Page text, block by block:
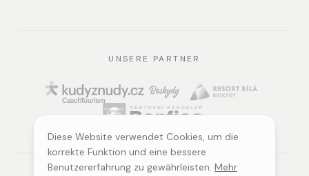
UNSERE PARTNER
Diese Website verwendet Cookies, um die
korrekte Funktion und eine bessere
Benutzererfahrung zu gewährleisten. Mehr